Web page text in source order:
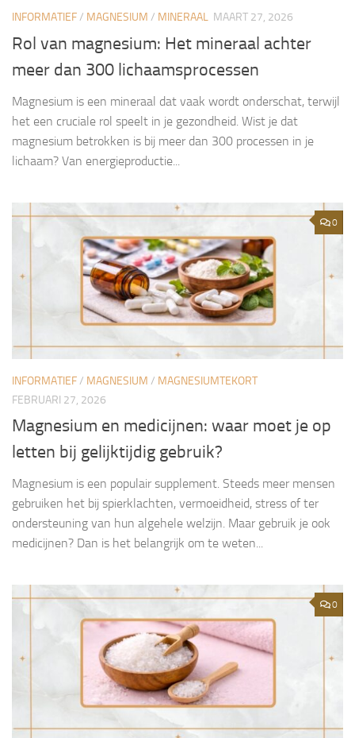
INFORMATIEF/ MAGNESIUM / MINERAAL MAART 27, 2026
Rol van magnesium: Het mineraal achter
meer dan 300 lichaamsprocessen
Magnesium is een mineraal dat vaak wordt onderschat, terwijl
het een cruciale rol speelt in je gezondheid. Wist je dat
magnesium betrokken is bij meer dan 300 processen in je
lichaam? Van energieproductie...
0
INFORMATIEF/ MAGNESIUM / MAGNESIUMTEKORT
FEBRUARI 27, 2026
Magnesium en medicijnen: waar moet je op
letten bij gelijktijdig gebruik?
Magnesium is een populair supplement. Steeds meer mensen
gebruiken het bij spierklachten, vermoeidheid, stress of ter
ondersteuning van hun algehele welzijn. Maar gebruik je ook
medicijnen? Dan is het belangrijk om te weten...
0